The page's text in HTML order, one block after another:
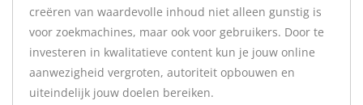
creëren van waardevolle inhoud niet alleen gunstig is
voor zoekmachines, maar ook voor gebruikers. Door te
investeren in kwalitatieve content kun je jouw online
aanwezigheid vergroten, autoriteit opbouwen en
uiteindelijk jouw doelen bereiken.